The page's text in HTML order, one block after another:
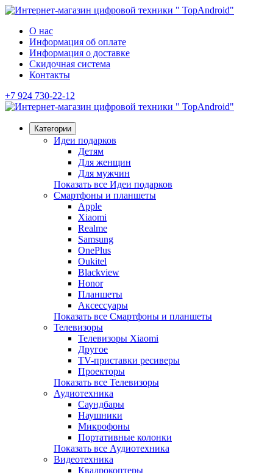
О нас
Информация об оплате
Информация о доставке
Скидочная система
Контакты
+7 924 730-22-12
Категории
Идеи подарков
Детям
Для женщин
Для мужчин
Показать все Идеи подарков
Смартфоны и планшеты
Apple
Xiaomi
Realme
Samsung
OnePlus
Oukitel
Blackview
Honor
Планшеты
Аксессуары
Показать все Смартфоны и планшеты
Телевизоры
Телевизоры Xiaomi
Другое
TV-приставки ресиверы
Проекторы
Показать все Телевизоры
Аудиотехника
Саундбары
Наушники
Микрофоны
Портативные колонки
Показать все Аудиотехника
Видеотехника
Квадрокоптеры